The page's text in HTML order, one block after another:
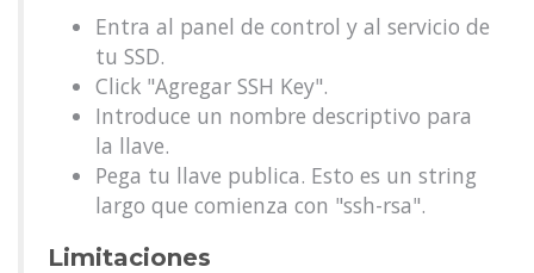
Entra al panel de control y al servicio de
tu SSD.
Click "Agregar SSH Key".
Introduce un nombre descriptivo para
la llave.
Pega tu llave publica. Esto es un string
largo que comienza con "ssh-rsa".
Limitaciones